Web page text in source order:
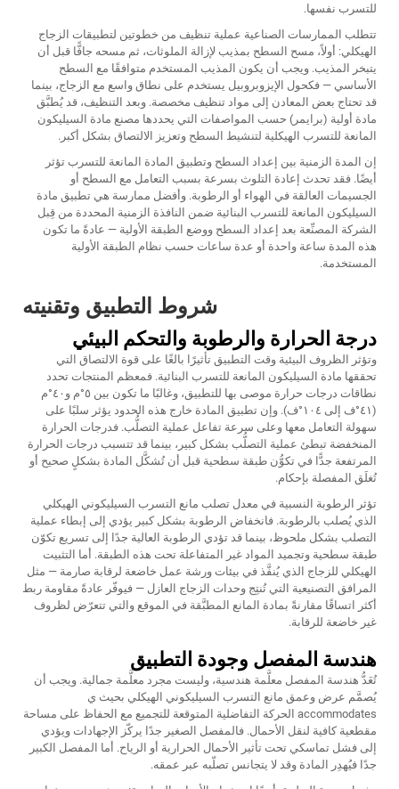
للتسرب نفسها.
تتطلب الممارسات الصناعية عملية تنظيف من خطوتين لتطبيقات الزجاج
الهيكلي: أولاً، مسح السطح بمذيب لإزالة الملوثات، ثم مسحه جافًّا قبل أن
يتبخر المذيب. ويجب أن يكون المذيب المستخدم متوافقًا مع السطح
الأساسي — فكحول الإيزوبروبيل يستخدم على نطاق واسع مع الزجاج، بينما
قد تحتاج بعض المعادن إلى مواد تنظيف مخصصة. وبعد التنظيف، قد يُطبَّق
مادة أولية (برايمر) حسب المواصفات التي يحددها مصنع مادة السيليكون
المانعة للتسرب الهيكلية لتنشيط السطح وتعزيز الالتصاق بشكل أكبر.
إن المدة الزمنية بين إعداد السطح وتطبيق المادة المانعة للتسرب تؤثر
أيضًا. فقد تحدث إعادة التلوث بسرعة بسبب التعامل مع السطح أو
الجسيمات العالقة في الهواء أو الرطوبة. وأفضل ممارسة هي تطبيق مادة
السيليكون المانعة للتسرب البنائية ضمن النافذة الزمنية المحددة من قِبل
الشركة المصنِّعة بعد إعداد السطح ووضع الطبقة الأولية — عادةً ما تكون
هذه المدة ساعة واحدة أو عدة ساعات حسب نظام الطبقة الأولية
المستخدمة.
شروط التطبيق وتقنيته
درجة الحرارة والرطوبة والتحكم البيئي
وتؤثر الظروف البيئية وقت التطبيق تأثيرًا بالغًا على قوة الالتصاق التي
تحققها مادة السيليكون المانعة للتسرب البنائية. فمعظم المنتجات تحدد
نطاقات درجات حرارة موصى بها للتطبيق، وغالبًا ما تكون بين ٥°م و٤٠°م
(٤١°ف إلى ١٠٤°ف). وإن تطبيق المادة خارج هذه الحدود يؤثر سلبًا على
سهولة التعامل معها وعلى سرعة تفاعل عملية التصلُّب. فدرجات الحرارة
المنخفضة تبطئ عملية التصلُّب بشكل كبير، بينما قد تتسبب درجات الحرارة
المرتفعة جدًّا في تكوُّن طبقة سطحية قبل أن تُشكَّل المادة بشكلٍ صحيح أو
تُغلَق المفصلة بإحكام.
تؤثر الرطوبة النسبية في معدل تصلب مانع التسرب السيليكوني الهيكلي
الذي يُصلب بالرطوبة. فانخفاض الرطوبة بشكل كبير يؤدي إلى إبطاء عملية
التصلب بشكل ملحوظ، بينما قد تؤدي الرطوبة العالية جدًا إلى تسريع تكوّن
طبقة سطحية وتجميد المواد غير المتفاعلة تحت هذه الطبقة. أما التثبيت
الهيكلي للزجاج الذي يُنفَّذ في بيئات ورشة عمل خاضعة لرقابة صارمة — مثل
المرافق التصنيعية التي تُنتِج وحدات الزجاج العازل — فيوفّر عادةً مقاومة ربط
أكثر اتساقًا مقارنةً بمادة المانع المطبَّقة في الموقع والتي تتعرّض لظروف
غير خاضعة للرقابة.
هندسة المفصل وجودة التطبيق
تُعَدُّ هندسة المفصل معلَّمة هندسية، وليست مجرد معلَّمة جمالية. ويجب أن
يُصمَّم عرض وعمق مانع التسرب السيليكوني الهيكلي بحيث ي
accommodates الحركة التفاضلية المتوقعة للتجميع مع الحفاظ على مساحة
مقطعية كافية لنقل الأحمال. فالمفصل الصغير جدًا يركّز الإجهادات ويؤدي
إلى فشل تماسكي تحت تأثير الأحمال الحرارية أو الرياح. أما المفصل الكبير
جدًا فيُهدِر المادة وقد لا يتجانس تصلّبه عبر عمقه.